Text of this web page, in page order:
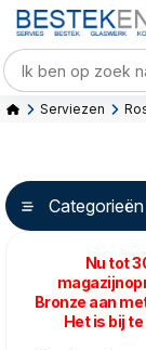
Serviezen
Categorieën
Nu tot
Bronze aan
Het is bij